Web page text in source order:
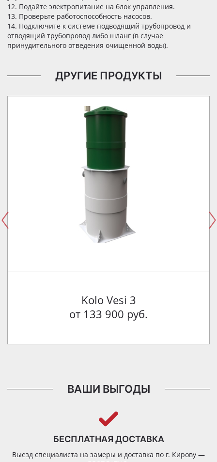
12. Подайте электропитание на блок управления.
13. Проверьте работоспособность насосов.
14. Подключите к системе подводящий трубопровод и
отводящий трубопровод либо шланг (в случае
принудительного отведения очищенной воды).
ДРУГИЕ ПРОДУКТЫ
Kolo Vesi 3
от 133 900 руб.
ВАШИ ВЫГОДЫ
БЕСПЛАТНАЯ ДОСТАВКА
Выезд специалиста на замеры и доставка по г. Кирову —